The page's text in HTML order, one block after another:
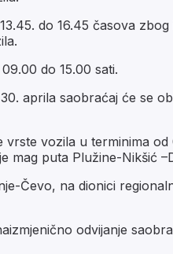
do 16.45 časova
do 15.00 sati.
aprila saobraćaj će se
vozila u terminima
mag puta Plužine-Nikšić
Čevo, na dionici
odvijanje